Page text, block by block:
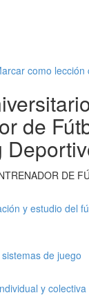
como
de
DE
y estudio del
de juego
y colectiva